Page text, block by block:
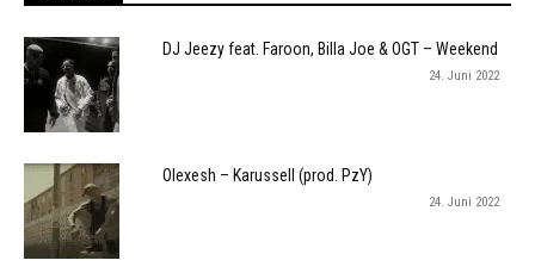
DJ Jeezy feat. Faroon, Billa Joe & OGT – Weekend
24. Juni 2022
Olexesh – Karussell (prod. PzY)
24. Juni 2022